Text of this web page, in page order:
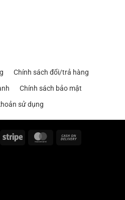
Chính sách đổi/trả hàng
Chính sách bảo mật
sử dụng
Stripe MasterCard